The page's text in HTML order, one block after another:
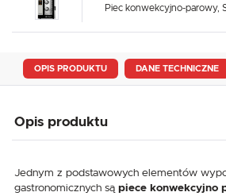
Piec konwekcyjno-parowy,
OPIS PRODUKTU DANE TECHNICZNE
Opis produktu
Jednym z podstawowych elementów
gastronomicznych są piece konwekcyjno